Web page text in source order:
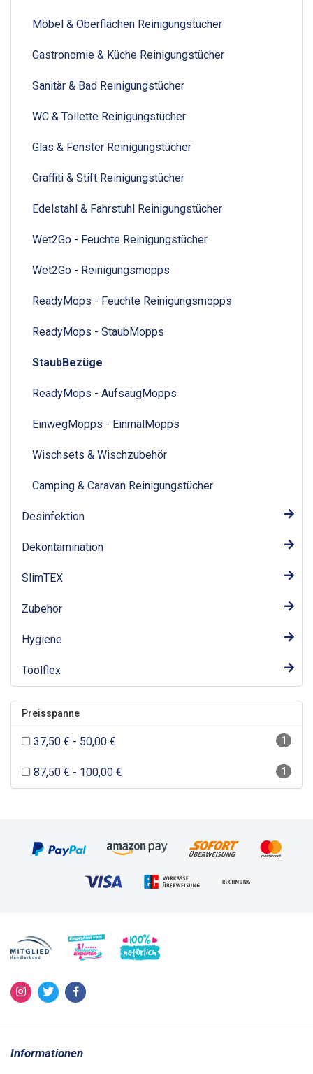
Möbel & Oberflächen Reinigungstücher
Gastronomie & Küche Reinigungstücher
Sanitär & Bad Reinigungstücher
WC & Toilette Reinigungstücher
Glas & Fenster Reinigungstücher
Graffiti & Stift Reinigungstücher
Edelstahl & Fahrstuhl Reinigungstücher
Wet2Go - Feuchte Reinigungstücher
Wet2Go - Reinigungsmopps
ReadyMops - Feuchte Reinigungsmopps
ReadyMops - StaubMopps
StaubBezüge
ReadyMops - AufsaugMopps
EinwegMopps - EinmalMopps
Wischsets & Wischzubehör
Camping & Caravan Reinigungstücher
Desinfektion
Dekontamination
SlimTEX
Zubehör
Hygiene
Toolflex
Preisspanne
1
37,50 € - 50,00 €
1
87,50 € - 100,00 €
Informationen